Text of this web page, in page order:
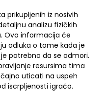
prikupljenih iz nosivih
analizu fizičkih
Ova informacija će
odluka o tome kada je
potrebno da se odmori.
resursima tima
uticati na uspeh
iscrpljenosti igrača.